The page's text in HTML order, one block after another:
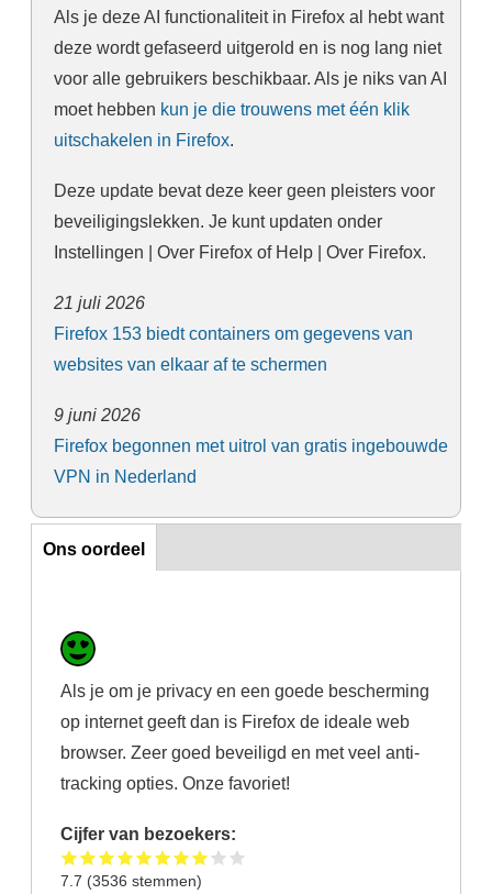
Als je deze AI functionaliteit in Firefox al hebt want
deze wordt gefaseerd uitgerold en is nog lang niet
voor alle gebruikers beschikbaar. Als je niks van AI
moet hebben kun je die trouwens met één klik
uitschakelen in Firefox.
Deze update bevat deze keer geen pleisters voor
beveiligingslekken. Je kunt updaten onder
Instellingen | Over Firefox of Help | Over Firefox.
21 juli 2026
Firefox 153 biedt containers om gegevens van
websites van elkaar af te schermen
9 juni 2026
Firefox begonnen met uitrol van gratis ingebouwde
VPN in Nederland
Ons oordeel
Ons oordeel
Als je om je privacy en een goede bescherming
op internet geeft dan is Firefox de ideale web
browser. Zeer goed beveiligd en met veel anti-
tracking opties. Onze favoriet!
Cijfer van bezoekers:
7.7 (3536 stemmen)